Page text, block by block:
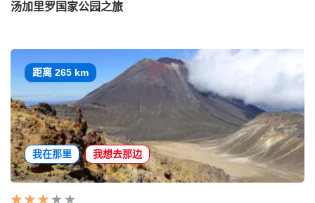
汤加里罗国家公园之旅
距离 265 km
我在那里 我想去那边